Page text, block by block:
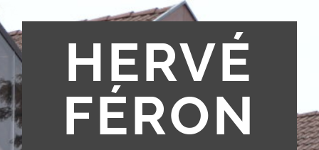
HERVÉ
FÉRON